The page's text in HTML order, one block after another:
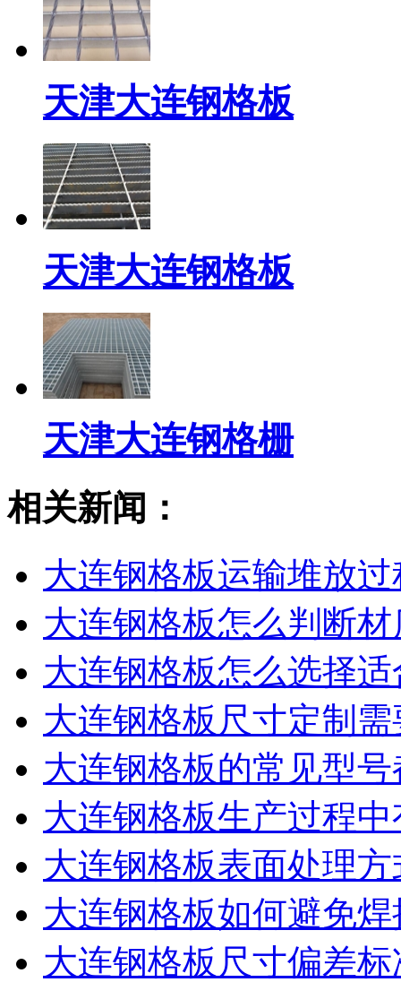
天津大连钢格板
天津大连钢格板
天津大连钢格栅
相关新闻：
大连钢格板运输堆放
大连钢格板怎么判断
大连钢格板怎么选择
大连钢格板尺寸定制
大连钢格板的常见型
大连钢格板生产过程
大连钢格板表面处理
大连钢格板如何避免
大连钢格板尺寸偏差